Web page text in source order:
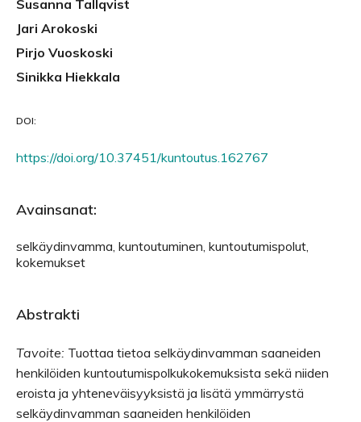
Susanna Tallqvist
Jari Arokoski
Pirjo Vuoskoski
Sinikka Hiekkala
DOI:
https://doi.org/10.37451/kuntoutus.162767
Avainsanat:
selkäydinvamma, kuntoutuminen, kuntoutumispolut,
kokemukset
Abstrakti
Tavoite: Tuottaa tietoa selkäydinvamman saaneiden
henkilöiden kuntoutumispolkukokemuksista sekä niiden
eroista ja yhteneväisyyksistä ja lisätä ymmärrystä
selkäydinvamman saaneiden henkilöiden